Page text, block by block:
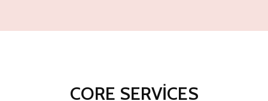
CORE SERVICES